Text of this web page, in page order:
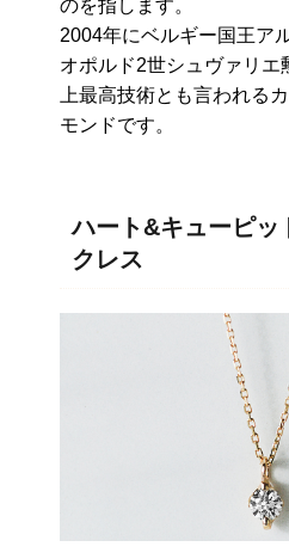
のを指します。
2004年にベルギー国王ア
オポルド2世シュヴァリエ
上最高技術とも言われる
モンドです。
ハート&キューピッ
クレス